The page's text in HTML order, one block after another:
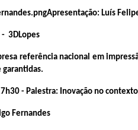
Luís
3DLopes
referência nacional em
garantidas.
- Palestra: Inovação no
Fernandes